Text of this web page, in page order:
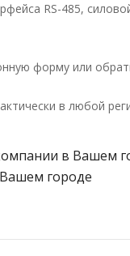
RS-485,
форму или
в любой